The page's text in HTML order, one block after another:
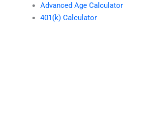
Advanced Age Calculator
401(k) Calculator